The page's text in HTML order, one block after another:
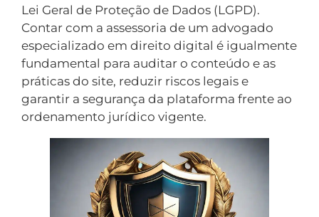
Lei Geral de Proteção de Dados (LGPD).
Contar com a assessoria de um advogado
especializado em direito digital é igualmente
fundamental para auditar o conteúdo e as
práticas do site, reduzir riscos legais e
garantir a segurança da plataforma frente ao
ordenamento jurídico vigente.